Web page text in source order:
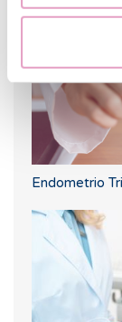
Endometrio